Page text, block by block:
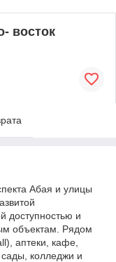
восток
Абая и улицы
доступностью и
объектам. Рядом
аптеки, кафе,
колледжи и